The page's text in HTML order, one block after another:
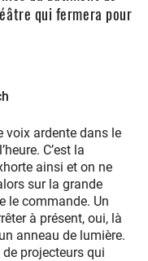
qui fermera pour
voix ardente dans le
C’est la
ainsi et on ne
sur la grande
le commande. Un
à présent, oui, là
anneau de lumière.
projecteurs qui